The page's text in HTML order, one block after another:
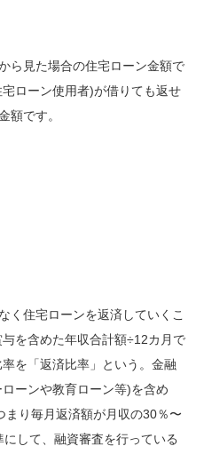
ら見た場合の住宅ローン金額で
ローン使用者)が借りても返せ
額です。
く住宅ローンを返済していくこ
を含めた年収合計額÷12カ月で
を「返済比率」という。金融
ーンや教育ローン等)を含め
り毎月返済額が月収の30％〜
して、融資審査を行っている